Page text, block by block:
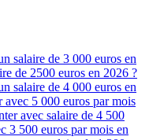
salaire de 3 000 euros en
de 2500 euros en 2026 ?
salaire de 4 000 euros en
5 000 euros par mois
avec salaire de 4 500
3 500 euros par mois en